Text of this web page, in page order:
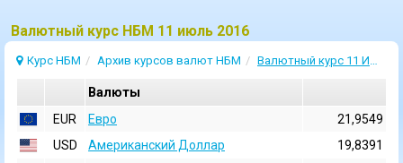
Bалютный курс НБМ 11 июль 2016
Курс НБМ Архив курсов валют НБМ Валютный курс 11 Июль 2016
Валюты
EUR
Евро
21,9549
USD
Aмериканский Доллар
19,8391